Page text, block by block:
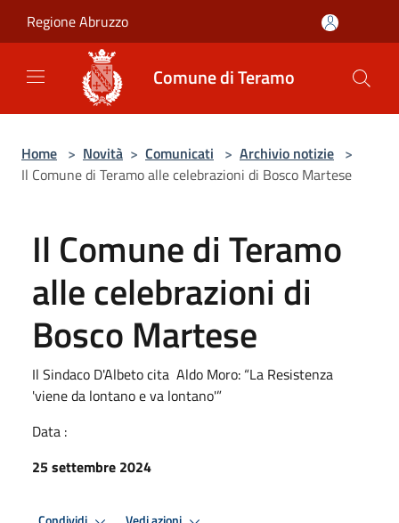
Regione Abruzzo
Comune di Teramo
Home > Novità > Comunicati > Archivio notizie >
Il Comune di Teramo alle celebrazioni di Bosco Martese
Il Comune di Teramo
alle celebrazioni di
Bosco Martese
Il Sindaco D'Albeto cita Aldo Moro: “La Resistenza
'viene da lontano e va lontano'”
Data :
25 settembre 2024